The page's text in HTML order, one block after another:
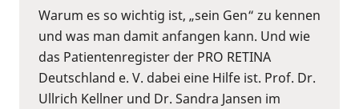
Warum es so wichtig ist, „sein Gen“ zu kennen
und was man damit anfangen kann. Und wie
das Patientenregister der PRO RETINA
Deutschland e. V. dabei eine Hilfe ist. Prof. Dr.
Ullrich Kellner und Dr. Sandra Jansen im